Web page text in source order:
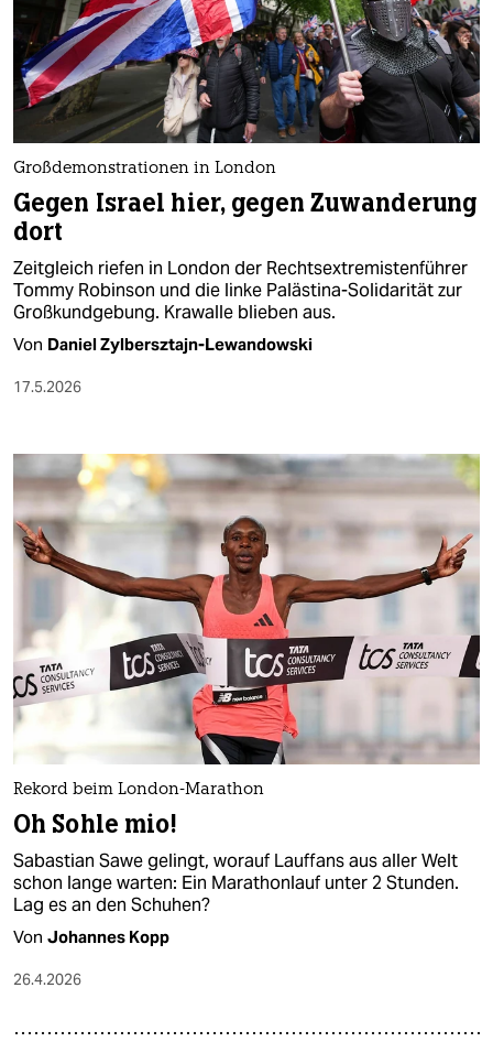
Großdemonstrationen in London
Gegen Israel hier, gegen Zuwanderung
dort
Zeitgleich riefen in London der Rechtsextremistenführer
Tommy Robinson und die linke Palästina-Solidarität zur
Großkundgebung. Krawalle blieben aus.
Von Daniel Zylbersztajn-Lewandowski
17.5.2026
Rekord beim London-Marathon
Oh Sohle mio!
Sabastian Sawe gelingt, worauf Lauffans aus aller Welt
schon lange warten: Ein Marathonlauf unter 2 Stunden.
Lag es an den Schuhen?
Von Johannes Kopp
26.4.2026